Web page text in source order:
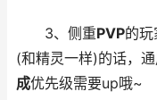
3、侧重PVP的
(和精灵一样)的话，
成优先级需要up哦~